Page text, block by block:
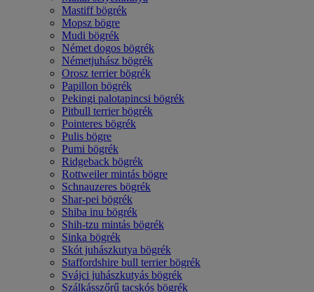
Mastiff bögrék
Mopsz bögre
Mudi bögrék
Német dogos bögrék
Németjuhász bögrék
Orosz terrier bögrék
Papillon bögrék
Pekingi palotapincsi bögrék
Pitbull terrier bögrék
Pointeres bögrék
Pulis bögre
Pumi bögrék
Ridgeback bögrék
Rottweiler mintás bögre
Schnauzeres bögrék
Shar-pei bögrék
Shiba inu bögrék
Shih-tzu mintás bögrék
Sinka bögrék
Skót juhászkutya bögrék
Staffordshire bull terrier bögrék
Svájci juhászkutyás bögrék
Szálkásszőrű tacskós bögrék